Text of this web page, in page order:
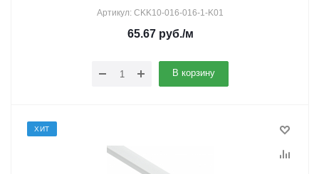
Артикул: CKK10-016-016-1-K01
65.67руб./м
В корзину
ХИТ